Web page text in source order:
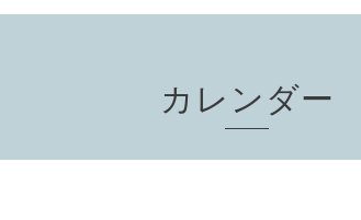
カレンダー